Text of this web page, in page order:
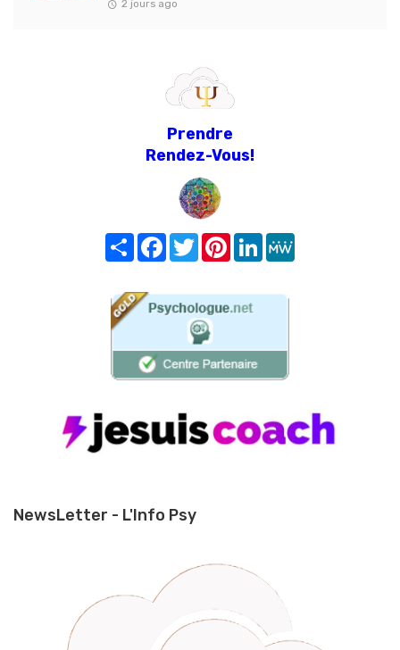
2 jours ago
Prendre
Rendez-Vous!
Share FacebookTwitterPinterest
LinkedIn
NewsLetter - L'Info Psy